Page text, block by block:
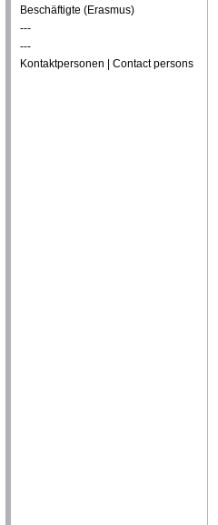
Beschäftigte (Erasmus)
---
---
Kontaktpersonen | Contact persons